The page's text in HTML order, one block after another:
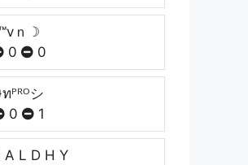
ｎ☽
0
0
ᴾᴿᴼシ
0
1
A L D H Y